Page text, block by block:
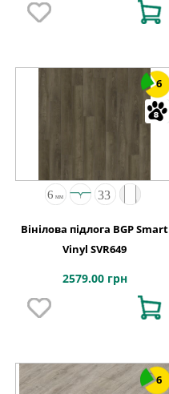
6
Вінілова підлога BGP Smart
Vinyl SVR649
2579.00 грн
6